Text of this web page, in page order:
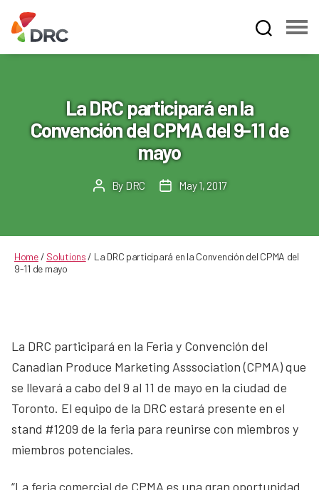
Dispute
Resolution
Corporation
La DRC participará en la
Convención del CPMA del 9-11 de
mayo
PostBy DRC
PostMay 1, 2017
Home/ Solutions / La DRC participará en la Convención del CPMA del
9-11 de mayo
La DRC participará en la Feria y Convención del
Canadian Produce Marketing Asssociation (CPMA) que
se llevará a cabo del 9 al 11 de mayo en la ciudad de
Toronto. El equipo de la DRC estará presente en el
stand #1209 de la feria para reunirse con miembros y
miembros potenciales.
“La feria comercial de CPMA es una gran oportunidad